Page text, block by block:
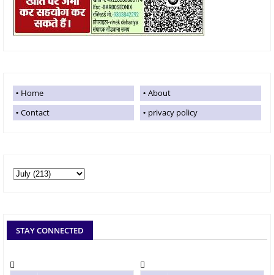
Home
About
Contact
privacy policy
STAY CONNECTED